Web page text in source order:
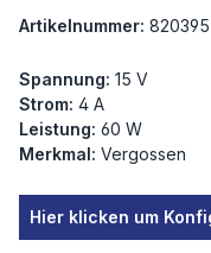
Artikelnummer: 820395
Spannung: 15 V
Strom: 4 A
Leistung: 60 W
Merkmal: Vergossen
Hier klicken um